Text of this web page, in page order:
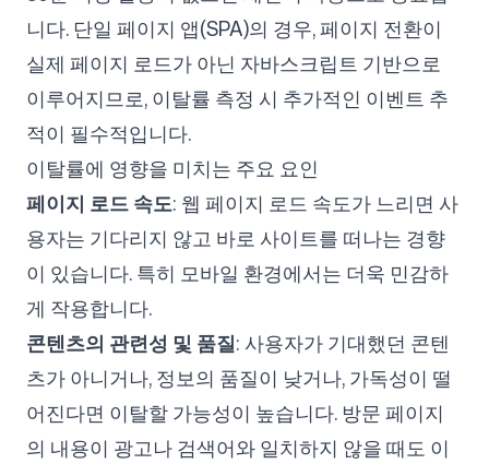
니다. 단일 페이지 앱(SPA)의 경우, 페이지 전환이
실제 페이지 로드가 아닌 자바스크립트 기반으로
이루어지므로, 이탈률 측정 시 추가적인 이벤트 추
적이 필수적입니다.
이탈률에 영향을 미치는 주요 요인
페이지 로드 속도: 웹 페이지 로드 속도가 느리면 사
용자는 기다리지 않고 바로 사이트를 떠나는 경향
이 있습니다. 특히 모바일 환경에서는 더욱 민감하
게 작용합니다.
콘텐츠의 관련성 및 품질: 사용자가 기대했던 콘텐
츠가 아니거나, 정보의 품질이 낮거나, 가독성이 떨
어진다면 이탈할 가능성이 높습니다. 방문 페이지
의 내용이 광고나 검색어와 일치하지 않을 때도 이